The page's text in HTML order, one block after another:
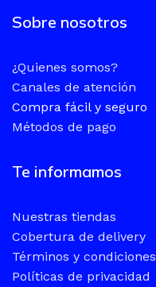
Sobre nosotros
¿Quienes somos?
Canales de atención
Compra fácil y seguro
Métodos de pago
Te informamos
Nuestras tiendas
Cobertura de delivery
Términos y condiciones
Políticas de privacidad